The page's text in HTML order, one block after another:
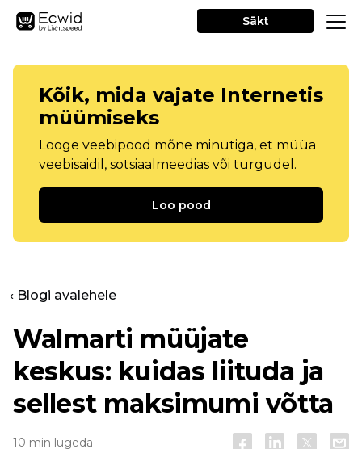
Sākt
Kõik, mida vajate Internetis
müümiseks
Looge veebipood mõne minutiga, et müüa
veebisaidil, sotsiaalmeedias või turgudel.
Loo pood
‹ Blogi avalehele
Walmarti müüjate
keskus: kuidas liituda ja
sellest maksimumi võtta
10 min lugeda